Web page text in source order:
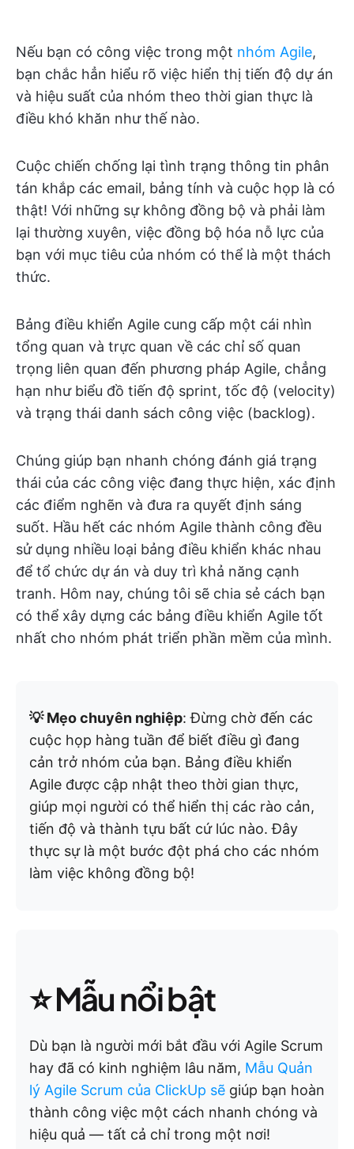
Nếu bạn có công việc trong một nhóm Agile,
bạn chắc hẳn hiểu rõ việc hiển thị tiến độ dự án
và hiệu suất của nhóm theo thời gian thực là
điều khó khăn như thế nào.
Cuộc chiến chống lại tình trạng thông tin phân
tán khắp các email, bảng tính và cuộc họp là có
thật! Với những sự không đồng bộ và phải làm
lại thường xuyên, việc đồng bộ hóa nỗ lực của
bạn với mục tiêu của nhóm có thể là một thách
thức.
Bảng điều khiển Agile cung cấp một cái nhìn
tổng quan và trực quan về các chỉ số quan
trọng liên quan đến phương pháp Agile, chẳng
hạn như biểu đồ tiến độ sprint, tốc độ (velocity)
và trạng thái danh sách công việc (backlog).
Chúng giúp bạn nhanh chóng đánh giá trạng
thái của các công việc đang thực hiện, xác định
các điểm nghẽn và đưa ra quyết định sáng
suốt. Hầu hết các nhóm Agile thành công đều
sử dụng nhiều loại bảng điều khiển khác nhau
để tổ chức dự án và duy trì khả năng cạnh
tranh. Hôm nay, chúng tôi sẽ chia sẻ cách bạn
có thể xây dựng các bảng điều khiển Agile tốt
nhất cho nhóm phát triển phần mềm của mình.
💡 Mẹo chuyên nghiệp: Đừng chờ đến các
cuộc họp hàng tuần để biết điều gì đang
cản trở nhóm của bạn. Bảng điều khiển
Agile được cập nhật theo thời gian thực,
giúp mọi người có thể hiển thị các rào cản,
tiến độ và thành tựu bất cứ lúc nào. Đây
thực sự là một bước đột phá cho các nhóm
làm việc không đồng bộ!
⭐Mẫu nổi bật
Dù bạn là người mới bắt đầu với Agile Scrum
hay đã có kinh nghiệm lâu năm, Mẫu Quản
lý Agile Scrum của ClickUp sẽ giúp bạn hoàn
thành công việc một cách nhanh chóng và
hiệu quả — tất cả chỉ trong một nơi!